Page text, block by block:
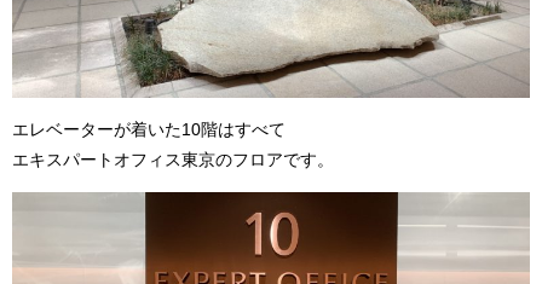
エレベーターが着いた10階はすべて
エキスパートオフィス東京のフロアです。